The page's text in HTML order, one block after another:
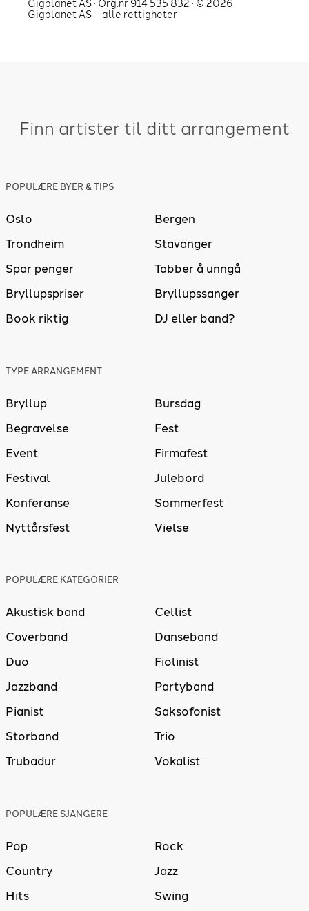
Gigplanet AS · Org.nr 914 535 832 · © 2026
Gigplanet AS – alle rettigheter
Finn artister til ditt arrangement
POPULÆRE BYER & TIPS
Oslo
Bergen
Trondheim
Stavanger
Spar penger
Tabber å unngå
Bryllupspriser
Bryllupssanger
Book riktig
DJ eller band?
TYPE ARRANGEMENT
Bryllup
Bursdag
Begravelse
Fest
Event
Firmafest
Festival
Julebord
Konferanse
Sommerfest
Nyttårsfest
Vielse
POPULÆRE KATEGORIER
Akustisk band
Cellist
Coverband
Danseband
Duo
Fiolinist
Jazzband
Partyband
Pianist
Saksofonist
Storband
Trio
Trubadur
Vokalist
POPULÆRE SJANGERE
Pop
Rock
Country
Jazz
Hits
Swing